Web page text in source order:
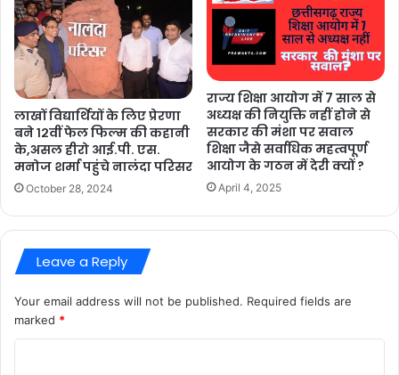
लाखों विद्यार्थियों के लिए प्रेरणा
बने १२वीं फेल फिल्म की कहानी
के,असल हीरो आई.पी. एस.
मनोज शर्मा पहुंचे नालंदा परिसर
October 28, 2024
राज्य शिक्षा आयोग में 7 साल से
अध्यक्ष की नियुक्ति नहीं होने से
सरकार की मंशा पर सवाल
शिक्षा जैसे सर्वाधिक महत्वपूर्ण
आयोग के गठन में देरी क्यों ?
April 4, 2025
Leave a Reply
Your email address will not be published. Required fields are
marked *